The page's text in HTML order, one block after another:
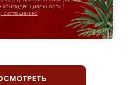
конфиденциальности
соглашению